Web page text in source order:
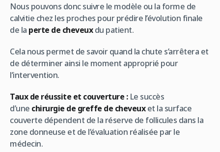
Nous pouvons donc suivre le modèle ou la forme de
calvitie chez les proches pour prédire l’évolution finale
de la perte de cheveuxdu patient.
Cela nous permet de savoir quand la chute s’arrêtera et
de déterminer ainsi le moment approprié pour
l’intervention.
Taux de réussite et couverture :Le succès
d’une chirurgie de greffe de cheveuxet la surface
couverte dépendent de la réserve de follicules dans la
zone donneuse et de l’évaluation réalisée par le
médecin.